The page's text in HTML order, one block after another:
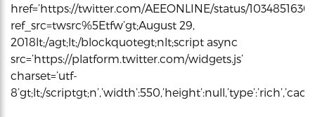
href=’https://twitter.com/AEEONLINE/status/
ref_src=twsrc%5Etfw’gt;August 29,
2018lt;/agt;lt;/blockquotegt;nlt;script async
src=’https://platform.twitter.com/widgets.js’
charset=’utf-
8’gt;lt;/